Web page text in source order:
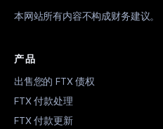
本网站所有内容不构成财务建议。
产品
出售您的 FTX 债权
FTX 付款处理
FTX 付款更新